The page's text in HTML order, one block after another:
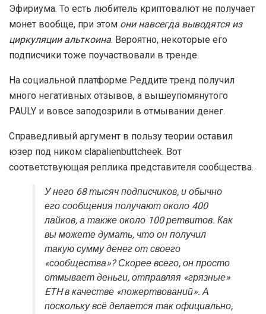
Эфириума. То есть любитель криптовалют не получает
монет вообще, при этом они навсегда выводятся из
циркуляции альткоина. Вероятно, некоторые его
подписчики тоже поучаствовали в тренде.
На социальной платформе Реддите тренд получил
много негативных отзывов, а вышеупомянутого
PAULY и вовсе заподозрили в отмывании денег.
Справедливый аргумент в пользу теории оставил
юзер под ником clapalienbuttcheek. Вот
соответствующая реплика представителя сообщества.
У него 68 тысяч подписчиков, и обычно
его сообщения получают около 400
лайков, а также около 100 ретвитов. Как
вы можете думать, что он получил
такую сумму денег от своего
«сообщества»? Скорее всего, он просто
отмывает деньги, отправляя «грязные»
ETH в качестве «пожертвований». А
поскольку всё делается так официально,